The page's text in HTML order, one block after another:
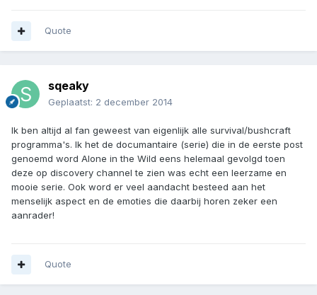
Quote
sqeaky
Geplaatst: 2 december 2014
Ik ben altijd al fan geweest van eigenlijk alle survival/bushcraft
programma's. Ik het de documantaire (serie) die in de eerste post
genoemd word Alone in the Wild eens helemaal gevolgd toen
deze op discovery channel te zien was echt een leerzame en
mooie serie. Ook word er veel aandacht besteed aan het
menselijk aspect en de emoties die daarbij horen zeker een
aanrader!
Quote